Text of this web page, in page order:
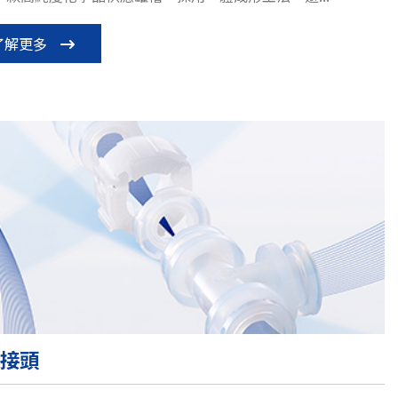
解更多
頭